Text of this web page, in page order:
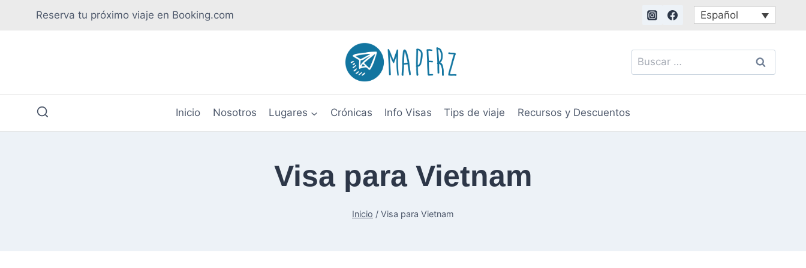
Reserva tu próximo viaje en Booking.com Español
Buscar:
Inicio Nosotros Lugares Crónicas Info Visas Tips de viaje Recursos y Descuentos
Visa para Vietnam
Inicio / Visa para Vietnam